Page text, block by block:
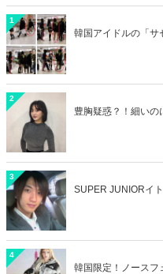
1
韓国アイドルの「サ
2
豊胸疑惑？！細い
3
SUPER JUNIORイ
4
韓国限定！ノースフ